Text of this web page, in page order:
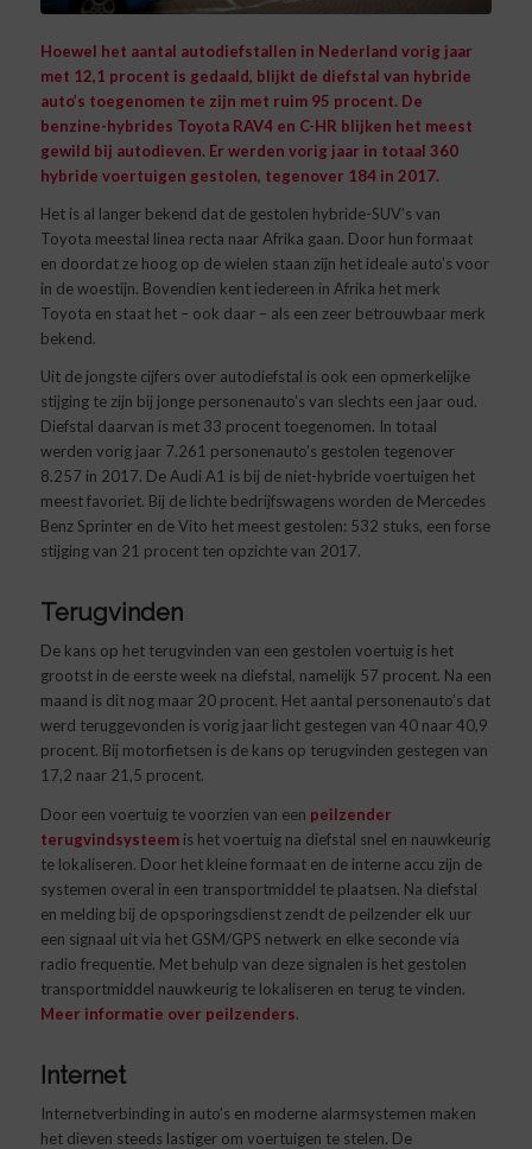
Hoewel het aantal autodiefstallen in Nederland vorig jaar
met 12,1 procent is gedaald, blijkt de diefstal van hybride
auto’s toegenomen te zijn met ruim 95 procent. De
benzine-hybrides Toyota RAV4 en C-HR blijken het meest
gewild bij autodieven. Er werden vorig jaar in totaal 360
hybride voertuigen gestolen, tegenover 184 in 2017.
Het is al langer bekend dat de gestolen hybride-SUV’s van
Toyota meestal linea recta naar Afrika gaan. Door hun formaat
en doordat ze hoog op de wielen staan zijn het ideale auto’s voor
in de woestijn. Bovendien kent iedereen in Afrika het merk
Toyota en staat het – ook daar – als een zeer betrouwbaar merk
bekend.
Uit de jongste cijfers over autodiefstal is ook een opmerkelijke
stijging te zijn bij jonge personenauto’s van slechts een jaar oud.
Diefstal daarvan is met 33 procent toegenomen. In totaal
werden vorig jaar 7.261 personenauto’s gestolen tegenover
8.257 in 2017. De Audi A1 is bij de niet-hybride voertuigen het
meest favoriet. Bij de lichte bedrijfswagens worden de Mercedes
Benz Sprinter en de Vito het meest gestolen: 532 stuks, een forse
stijging van 21 procent ten opzichte van 2017.
Terugvinden
De kans op het terugvinden van een gestolen voertuig is het
grootst in de eerste week na diefstal, namelijk 57 procent. Na een
maand is dit nog maar 20 procent. Het aantal personenauto’s dat
werd teruggevonden is vorig jaar licht gestegen van 40 naar 40,9
procent. Bij motorfietsen is de kans op terugvinden gestegen van
17,2 naar 21,5 procent.
Door een voertuig te voorzien van een peilzender
terugvindsysteemis het voertuig na diefstal snel en nauwkeurig
te lokaliseren. Door het kleine formaat en de interne accu zijn de
systemen overal in een transportmiddel te plaatsen. Na diefstal
en melding bij de opsporingsdienst zendt de peilzender elk uur
een signaal uit via het GSM/GPS netwerk en elke seconde via
radio frequentie. Met behulp van deze signalen is het gestolen
transportmiddel nauwkeurig te lokaliseren en terug te vinden.
Meer informatie over peilzenders.
Internet
Internetverbinding in auto’s en moderne alarmsystemen maken
het dieven steeds lastiger om voertuigen te stelen. De